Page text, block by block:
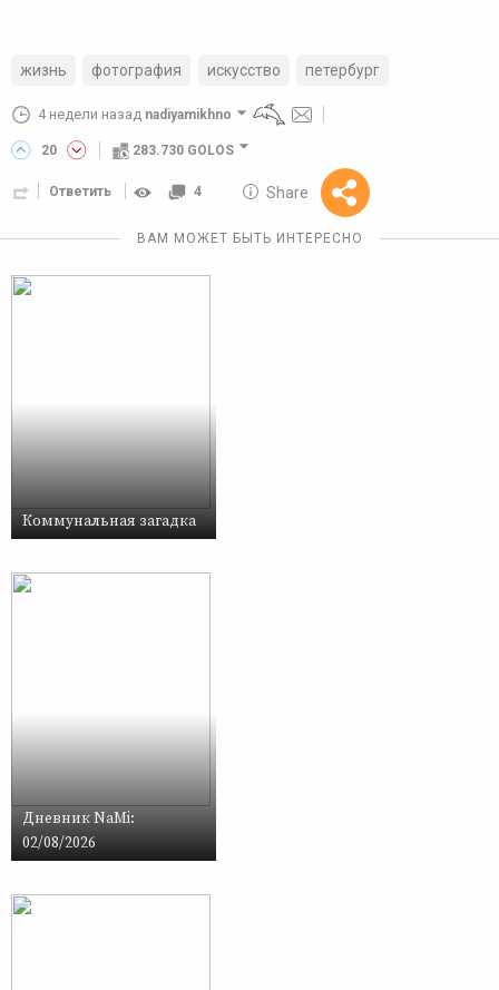
жизнь фотография искусство петербург
4 недели назад nadiyamikhno
20 283.730 GOLOS
Ответить 4 Share
Reward
10 GOLOS
ВАМ МОЖЕТ БЫТЬ ИНТЕРЕСНО
Коммунальная загадка
Дневник NaMi:
02/08/2026